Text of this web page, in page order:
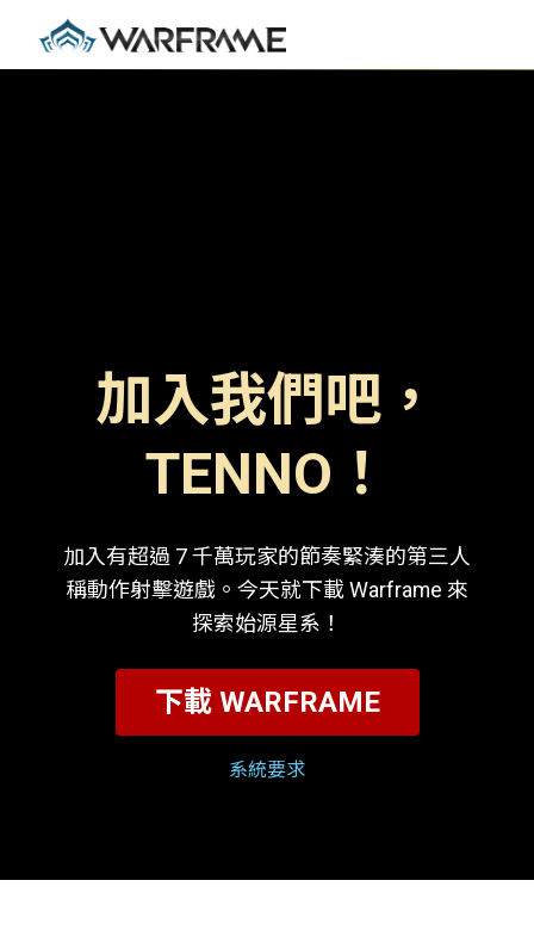
加入我們吧，
TENNO！
加入有超過 7 千萬玩家的節奏緊湊的第三人
稱動作射擊遊戲。今天就下載 Warframe 來
探索始源星系！
下載 WARFRAME
系統要求